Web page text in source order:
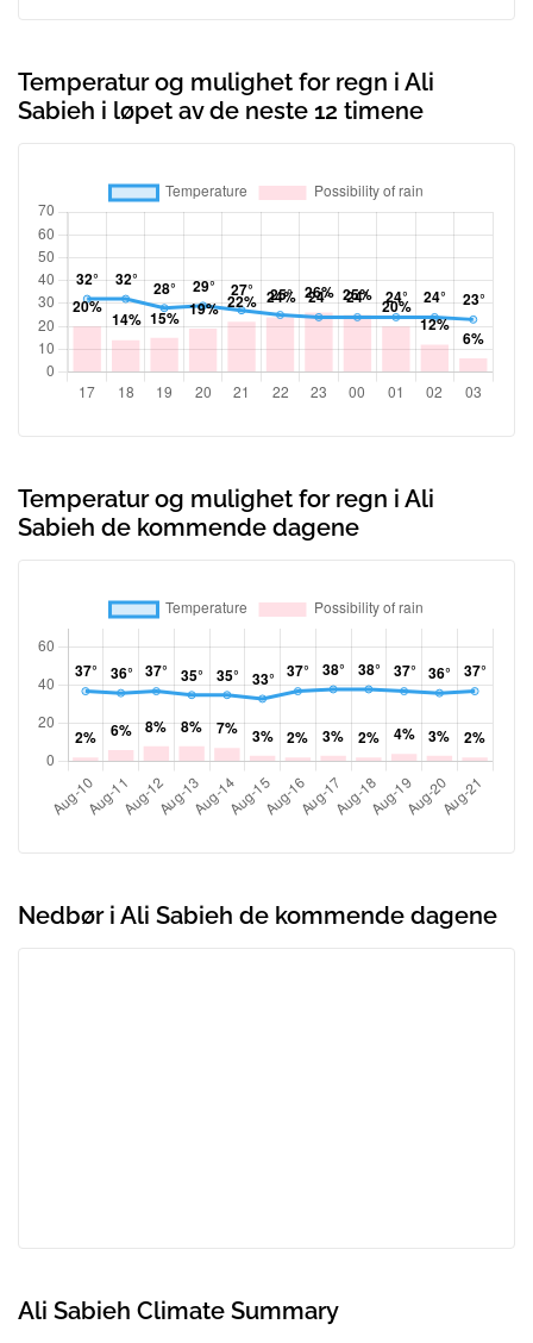
Temperatur og mulighet for regn i Ali
Sabieh i løpet av de neste 12 timene
Temperatur og mulighet for regn i Ali
Sabieh de kommende dagene
Nedbør i Ali Sabieh de kommende dagene
Ali Sabieh Climate Summary